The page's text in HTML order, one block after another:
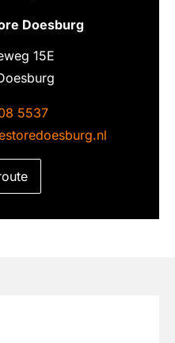
Stop&Go en stuurhulp
Doesburg
15E
5537